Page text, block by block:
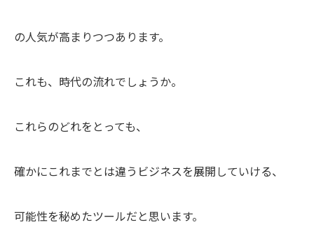
の人気が高まりつつあります。
これも、時代の流れでしょうか。
これらのどれをとっても、
確かにこれまでとは違うビジネスを展開していける、
可能性を秘めたツールだと思います。